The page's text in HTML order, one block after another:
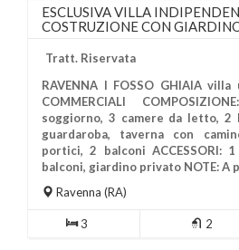
Più
ESCLUSIVA VILLA
COSTRUZIONE CON
Tratt. Riservata
RAVENNA I FOSSO GHIAIA
COMMERCIALI
soggiorno, 3 camere da letto, 2
guardaroba, taverna con
portici, 2 balconi ACCESSORI:
balconi, giardino privato NOTE: A
Ravenna (RA)
3 2